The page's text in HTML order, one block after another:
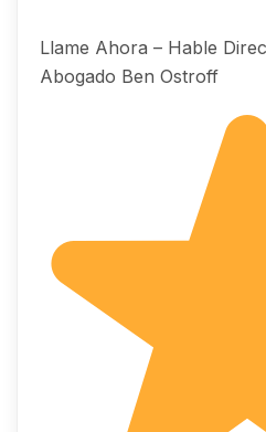
Llame Ahora – Hable
Abogado Ben Ostroff